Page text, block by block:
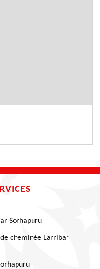
Sorhapuru
cheminée Larribar